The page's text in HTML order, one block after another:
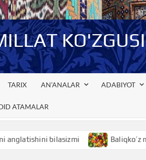
KO'ZGUSI
TARIX AN’ANALAR ADABIYOT
ATAMALAR
bilasizmi Baliqko’z nimani